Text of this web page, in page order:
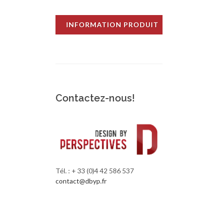
INFORMATION PRODUIT
Contactez-nous!
Tél. : + 33 (0)4 42 586 537
contact@dbyp.fr